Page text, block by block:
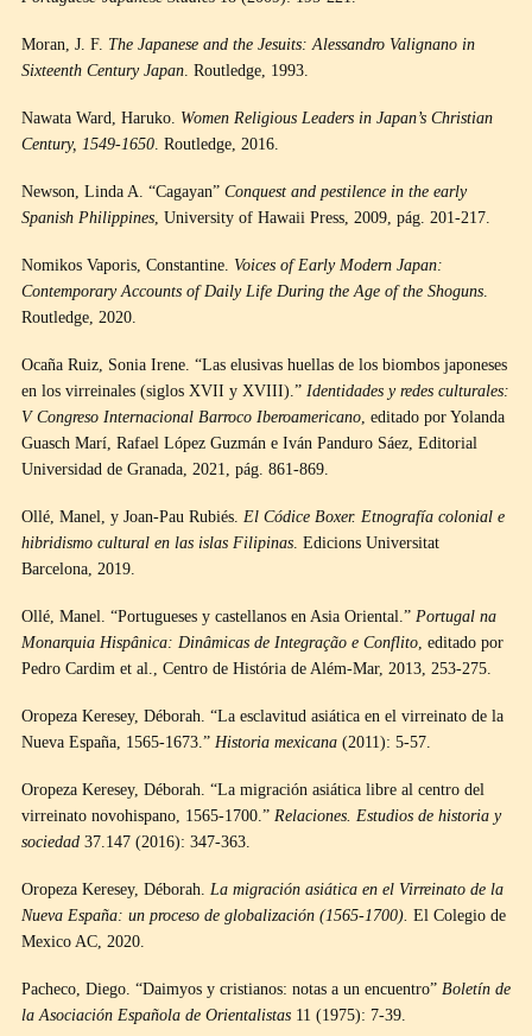
Moran, J. F. The Japanese and the Jesuits: Alessandro Valignano in
Sixteenth Century Japan. Routledge, 1993.
Nawata Ward, Haruko. Women Religious Leaders in Japan’s Christian
Century, 1549-1650. Routledge, 2016.
Newson, Linda A. “Cagayan” Conquest and pestilence in the early
Spanish Philippines, University of Hawaii Press, 2009, pág. 201-217.
Nomikos Vaporis, Constantine. Voices of Early Modern Japan:
Contemporary Accounts of Daily Life During the Age of the Shoguns.
Routledge, 2020.
Ocaña Ruiz, Sonia Irene. “Las elusivas huellas de los biombos japoneses
en los virreinales (siglos XVII y XVIII).” Identidades y redes culturales:
V Congreso Internacional Barroco Iberoamericano, editado por Yolanda
Guasch Marí, Rafael López Guzmán e Iván Panduro Sáez, Editorial
Universidad de Granada, 2021, pág. 861-869.
Ollé, Manel, y Joan-Pau Rubiés. El Códice Boxer. Etnografía colonial e
hibridismo cultural en las islas Filipinas. Edicions Universitat
Barcelona, 2019.
Ollé, Manel. “Portugueses y castellanos en Asia Oriental.” Portugal na
Monarquia Hispânica: Dinâmicas de Integração e Conflito, editado por
Pedro Cardim et al., Centro de História de Além-Mar, 2013, 253-275.
Oropeza Keresey, Déborah. “La esclavitud asiática en el virreinato de la
Nueva España, 1565-1673.” Historia mexicana (2011): 5-57.
Oropeza Keresey, Déborah. “La migración asiática libre al centro del
virreinato novohispano, 1565-1700.” Relaciones. Estudios de historia y
sociedad 37.147 (2016): 347-363.
Oropeza Keresey, Déborah. La migración asiática en el Virreinato de la
Nueva España: un proceso de globalización (1565-1700). El Colegio de
Mexico AC, 2020.
Pacheco, Diego. “Daimyos y cristianos: notas a un encuentro” Boletín de
la Asociación Española de Orientalistas 11 (1975): 7-39.